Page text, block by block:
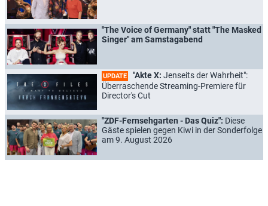
"The Voice of Germany" statt "The Masked
Singer" am Samstagabend
UPDATE "Akte X: Jenseits der Wahrheit":
Überraschende Streaming-Premiere für
Director's Cut
"ZDF-Fernsehgarten - Das Quiz": Diese
Gäste spielen gegen Kiwi in der Sonderfolge
am 9. August 2026